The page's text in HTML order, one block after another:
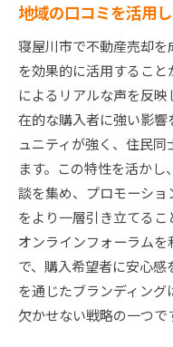
地域の口コミを活用
寝屋川市で不動産売却
を効果的に活用するこ
によるリアルな声を反
在的な購入者に強い影響
ュニティが強く、住民
ます。この特性を活か
談を集め、プロモーシ
をより一層引き立てる
オンラインフォーラム
で、購入希望者に安心感
を通じたブランディン
欠かせない戦略の一つで